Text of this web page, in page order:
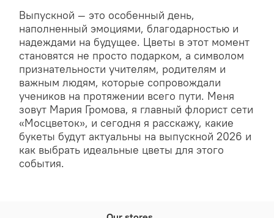
Выпускной — это особенный день,
наполненный эмоциями, благодарностью и
надеждами на будущее. Цветы в этот момент
становятся не просто подарком, а символом
признательности учителям, родителям и
важным людям, которые сопровождали
учеников на протяжении всего пути. Меня
зовут Мария Громова, я главный флорист сети
«Мосцветок», и сегодня я расскажу, какие
букеты будут актуальны на выпускной 2026 и
как выбрать идеальные цветы для этого
события.